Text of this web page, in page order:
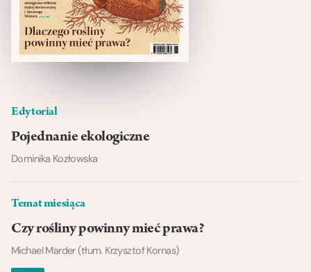
Edytorial
Pojednanie ekologiczne
Dominika Kozłowska
Temat miesiąca
Czy rośliny powinny mieć prawa?
Michael Marder (tłum. Krzysztof Kornas)